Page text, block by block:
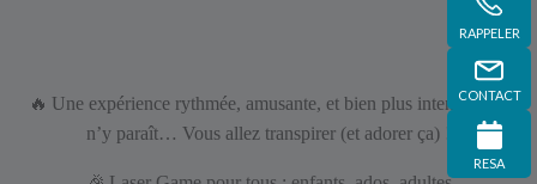
RAPPELER
CONTACT
RESA
🔥 Une expérience rythmée, amusante, et bien plus intense qu’il
n’y paraît… Vous allez transpirer (et adorer ça) !